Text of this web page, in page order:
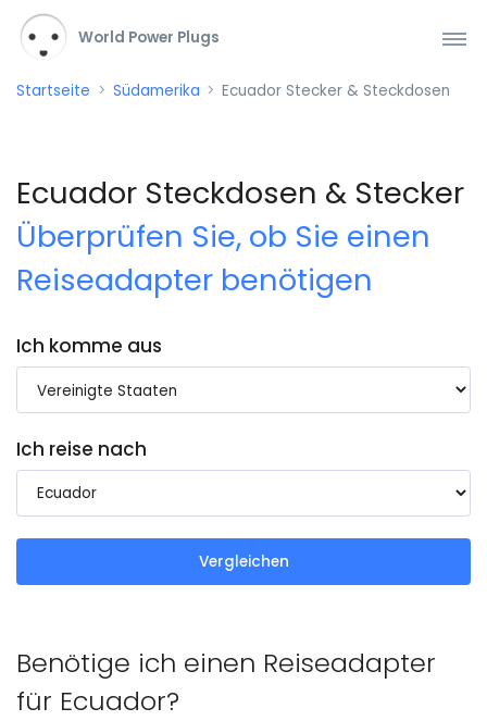
World Power Plugs
Startseite Südamerika Ecuador Stecker & Steckdosen
Ecuador Steckdosen & Stecker
Überprüfen Sie, ob Sie einen
Reiseadapter benötigen
Ich komme aus
Ich reise nach
Vergleichen
Benötige ich einen Reiseadapter
für Ecuador?